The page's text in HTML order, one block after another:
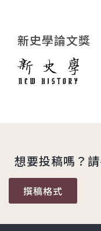
新史學論文獎
想要投稿嗎？
撰稿格式